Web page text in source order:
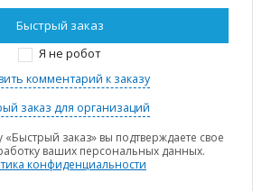
Я не робот
комментарий к заказу
заказ для организаций
заказ» вы подтверждаете свое
ваших персональных данных.
конфиденциальности